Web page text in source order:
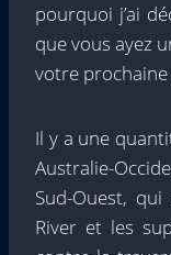
pourquoi j’ai
que vous ayez
votre
Il y a une
Australie-
Sud-Ouest,
River et les